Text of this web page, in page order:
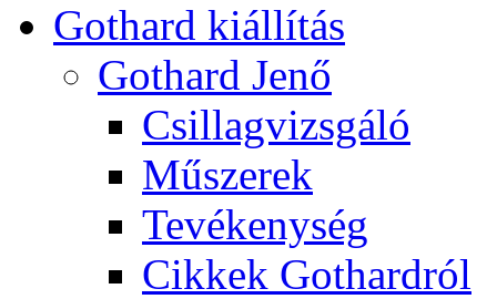
Got­hard ki­ál­lí­tás
Got­hard Je­nő
Csil­lag­vizs­gá­ló
Mű­sze­rek
Te­vé­keny­ség
Cik­kek Got­hard­ról